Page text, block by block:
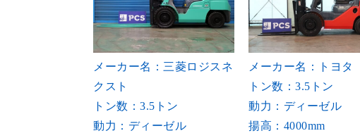
メーカー名：三菱ロジスネ
クスト
トン数：3.5トン
動力：ディーゼル
メーカー名：トヨタ
トン数：3.5トン
動力：ディーゼル
揚高：4000mm